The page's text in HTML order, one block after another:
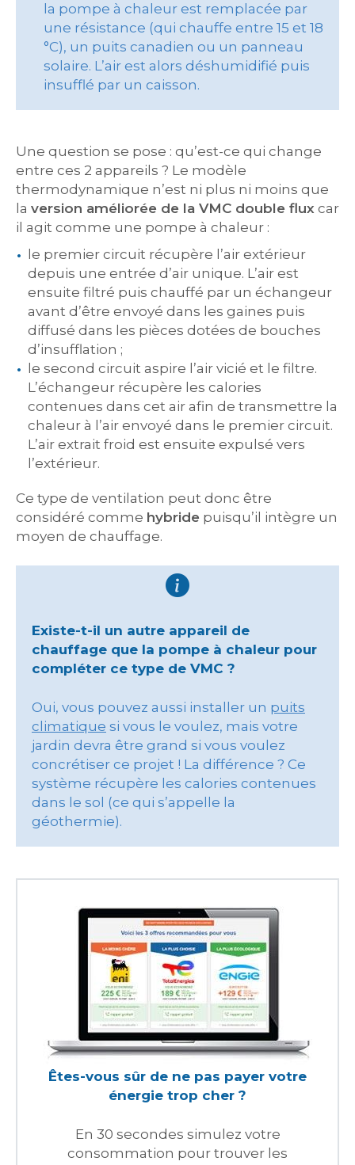
la pompe à chaleur est remplacée par
une résistance (qui chauffe entre 15 et 18
°C), un puits canadien ou un panneau
solaire. L’air est alors déshumidifié puis
insufflé par un caisson.
Une question se pose : qu’est-ce qui change
entre ces 2 appareils ? Le modèle
thermodynamique n’est ni plus ni moins que
la version améliorée de la VMC double flux car
il agit comme une pompe à chaleur :
le premier circuit récupère l’air extérieur
depuis une entrée d’air unique. L’air est
ensuite filtré puis chauffé par un échangeur
avant d’être envoyé dans les gaines puis
diffusé dans les pièces dotées de bouches
d’insufflation ;
le second circuit aspire l’air vicié et le filtre.
L’échangeur récupère les calories
contenues dans cet air afin de transmettre la
chaleur à l’air envoyé dans le premier circuit.
L’air extrait froid est ensuite expulsé vers
l’extérieur.
Ce type de ventilation peut donc être
considéré comme hybride puisqu’il intègre un
moyen de chauffage.
Existe-t-il un autre appareil de
chauffage que la pompe à chaleur pour
compléter ce type de VMC ?
Oui, vous pouvez aussi installer un puits
climatique si vous le voulez, mais votre
jardin devra être grand si vous voulez
concrétiser ce projet ! La différence ? Ce
système récupère les calories contenues
dans le sol (ce qui s’appelle la
géothermie).
Êtes-vous sûr de ne pas payer votre
énergie trop cher ?
En 30 secondes simulez votre
consommation pour trouver les